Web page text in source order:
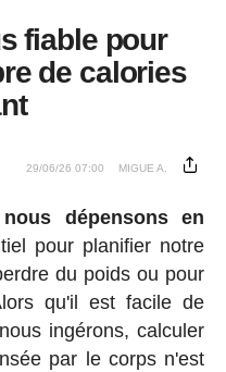
fiable pour
de calories
29/06/26 07:00 MIGUE A.
dépensons en
pour planifier notre
du poids ou pour
qu'il est facile de
ingérons, calculer
par le corps n'est